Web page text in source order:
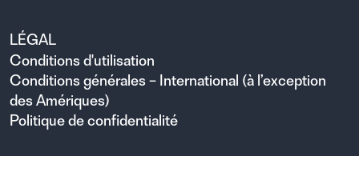
LÉGAL
Conditions d'utilisation
Conditions générales – International (à l’exception
des Amériques)
Politique de confidentialité